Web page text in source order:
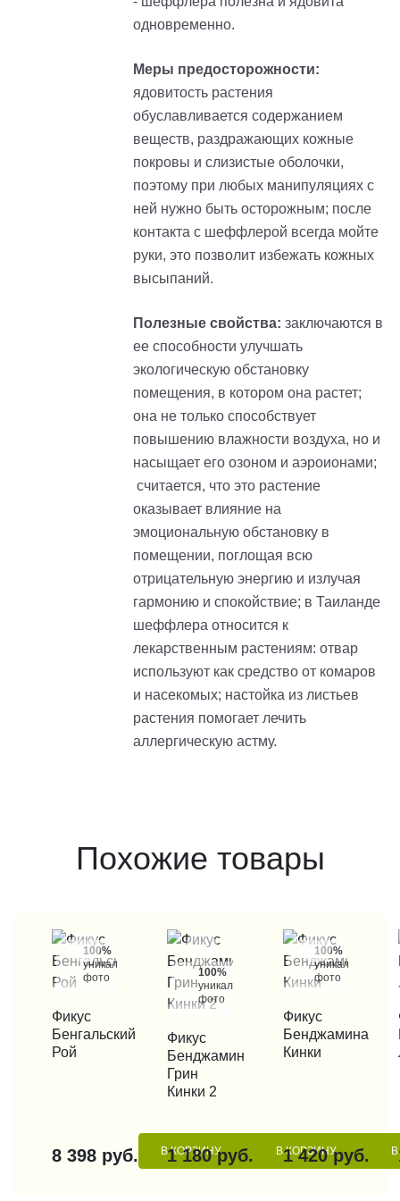
одновременно.
Меры предосторожности:
ядовитость растения
обуславливается содержанием
веществ, раздражающих кожные
покровы и слизистые оболочки,
поэтому при любых манипуляциях с
ней нужно быть осторожным; после
контакта с шеффлерой всегда мойте
руки, это позволит избежать кожных
высыпаний.
Полезные свойства: заключаются в
ее способности улучшать
экологическую обстановку
помещения, в котором она растет;
она не только способствует
повышению влажности воздуха, но и
насыщает его озоном и аэроионами;
считается, что это растение
оказывает влияние на
эмоциональную обстановку в
помещении, поглощая всю
отрицательную энергию и излучая
гармонию и спокойствие; в Таиланде
шеффлера относится к
лекарственным растениям: отвар
используют как средство от комаров
и насекомых; настойка из листьев
растения помогает лечить
аллергическую астму.
Похожие товары
100%
уникальные
фото
КУПИТЬ В 1 КЛИК
Фикус
Бенгальский
Рой
8 398 руб. В КОРЗИНУ
100%
уникальные
фото
КУПИТЬ В 1 КЛИК
Фикус
Бенджамин
Грин
Кинки 2
1 180 руб. В КОРЗИНУ
100%
уникальные
фото
КУПИТЬ В 1 КЛИК
Фикус
Бенджамина
Кинки
1 420 руб.